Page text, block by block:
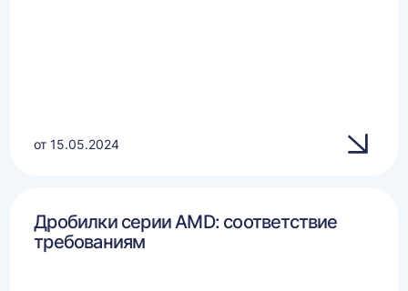
от 15.05.2024
Дробилки серии AMD: соответствие
требованиям